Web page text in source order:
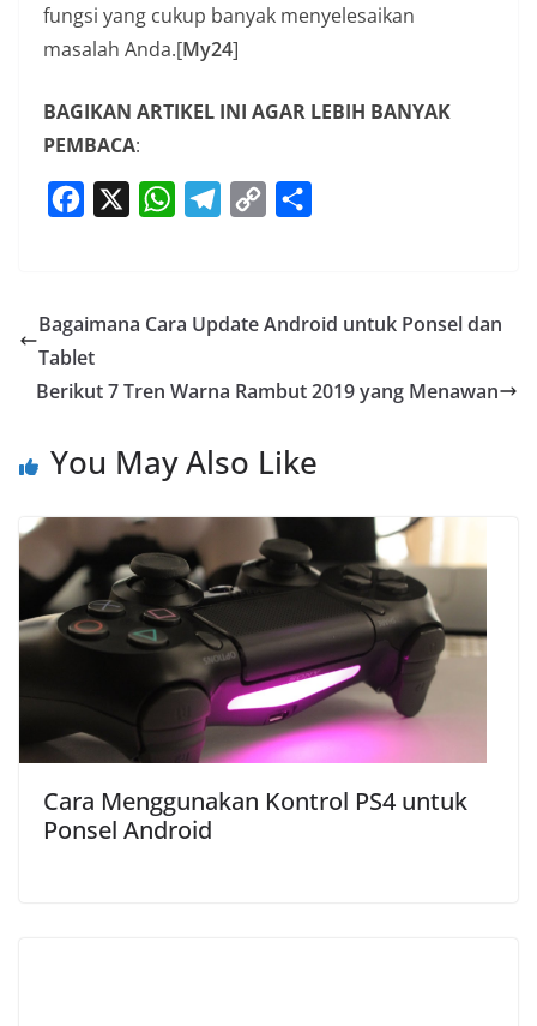
fungsi yang cukup banyak menyelesaikan
masalah Anda.[My24]
BAGIKAN ARTIKEL INI AGAR LEBIH BANYAK
PEMBACA:
k
W
A
p
m
Bagaimana Cara Update Android untuk Ponsel dan
Tablet
Berikut 7 Tren Warna Rambut 2019 yang Menawan
You May Also Like
Cara Menggunakan Kontrol PS4 untuk
Ponsel Android